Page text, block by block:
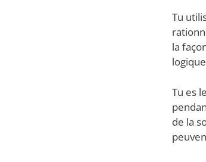
Tu
la
Tu es
de la